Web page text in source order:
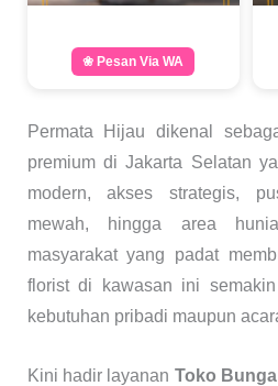
❀ Pesan Via WA
Permata Hijau dikenal
premium di Jakarta Selatan
modern, akses strategis,
mewah, hingga area
masyarakat yang padat
florist di kawasan ini
kebutuhan pribadi maupun
Kini hadir layanan Toko